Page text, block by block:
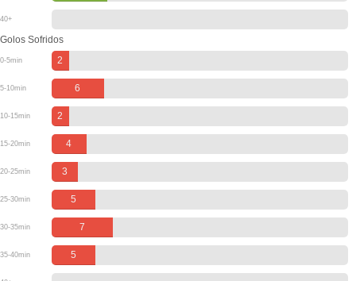
40+
Golos Sofridos
0-5min 2
5-10min 6
10-15min 2
15-20min 4
20-25min 3
25-30min 5
30-35min 7
35-40min 5